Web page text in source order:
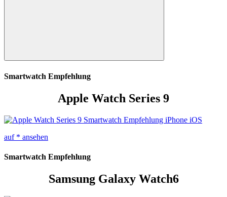
Suchen
Smartwatch Empfehlung
Apple Watch Series 9
auf * ansehen
Smartwatch Empfehlung
Samsung Galaxy Watch6